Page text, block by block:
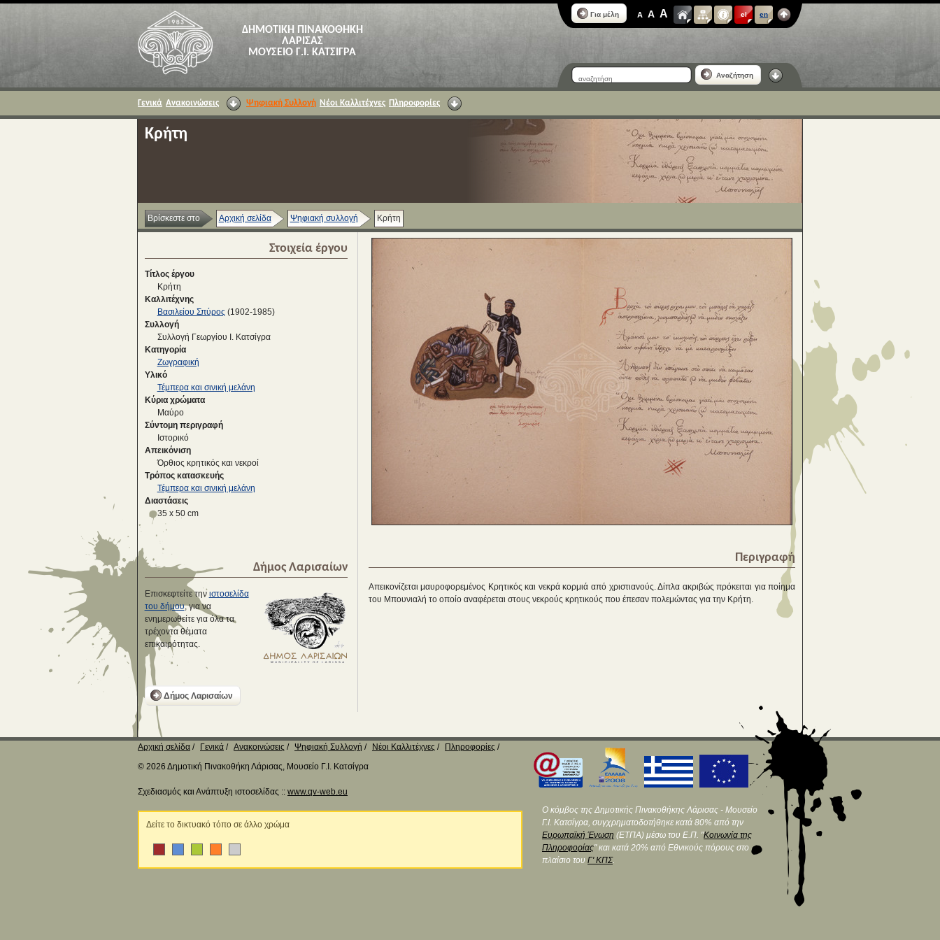
ΔΗΜΟΤΙΚΗ ΠΙΝΑΚΟΘΗΚΗ
ΛΑΡΙΣΑΣ
ΜΟΥΣΕΙΟ Γ.Ι. ΚΑΤΣΙΓΡΑ
Για μέλη A A A el en
Αναζήτηση
Γενικά Ανακοινώσεις Ψηφιακή Συλλογή Νέοι Καλλιτέχνες Πληροφορίες
Κρήτη
Βρίσκεστε στο Αρχική σελίδα Ψηφιακή συλλογή Κρήτη
Στοιχεία έργου
Τίτλος έργου
Κρήτη
Καλλιτέχνης
Βασιλείου Σπύρος (1902-1985)
Συλλογή
Συλλογή Γεωργίου Ι. Κατσίγρα
Κατηγορία
Ζωγραφική
Υλικό
Τέμπερα και σινική μελάνη
Κύρια χρώματα
Μαύρο
Σύντομη περιγραφή
Iστορικό
Απεικόνιση
Όρθιος κρητικός και νεκροί
Τρόπος κατασκευής
Τέμπερα και σινική μελάνη
Διαστάσεις
35 x 50 cm
Δήμος Λαρισαίων
Επισκεφτείτε την ιστοσελίδα
του δήμου, για να
ενημερωθείτε για όλα τα
τρέχοντα θέματα
επικαιρότητας.
Δήμος Λαρισαίων
Περιγραφή
Απεικονίζεται μαυροφορεμένος Κρητικός και νεκρά κορμιά από χριστιανούς. Δίπλα ακριβώς πρόκειται για ποίημα
του Μπουνιαλή το οποίο αναφέρεται στους νεκρούς κρητικούς που έπεσαν πολεμώντας για την Κρήτη.
Αρχική σελίδα Γενικά Ανακοινώσεις Ψηφιακή Συλλογή Νέοι Καλλιτέχνες
Πληροφορίες
© 2026 Δημοτική Πινακοθήκη Λάρισας, Μουσείο Γ.Ι. Κατσίγρα
Σχεδιασμός και Ανάπτυξη ιστοσελίδας :: www.qv-web.eu
Δείτε το δικτυακό τόπο σε άλλο χρώμα
Ο κόμβος της Δημοτικής Πινακοθήκης Λάρισας - Μουσείο
Γ.Ι. Κατσίγρα, συγχρηματοδοτήθηκε κατά 80% από την
Ευρωπαϊκή Ένωση (ΕΤΠΑ) μέσω του Ε.Π. "Κοινωνία της
Πληροφορίας" και κατά 20% από Εθνικούς πόρους στο
πλαίσιο του Γ' ΚΠΣ.